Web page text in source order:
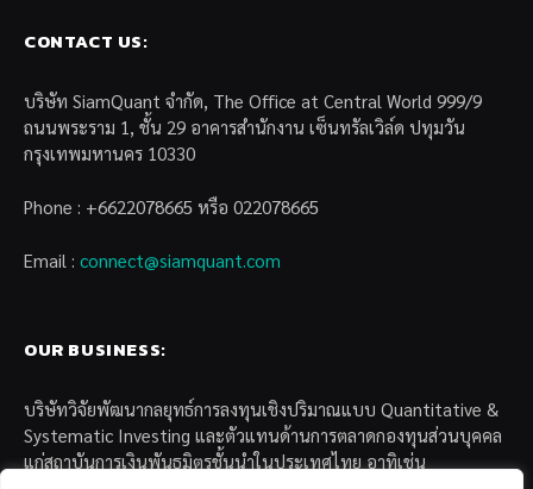
CONTACT US:
บริษัท SiamQuant จำกัด, The Office at Central World 999/9
ถนนพระราม 1, ชั้น 29 อาคารสำนักงาน เซ็นทรัลเวิล์ด ปทุมวัน
กรุงเทพมหานคร 10330
Phone : +6622078665 หรือ 022078665
Email : connect@siamquant.com
OUR BUSINESS:
บริษัทวิจัยพัฒนากลยุทธ์การลงทุนเชิงปริมาณแบบ Quantitative &
Systematic Investing และตัวแทนด้านการตลาดกองทุนส่วนบุคคล
แก่สถาบันการเงินพันธมิตรชั้นนำในประเทศไทย อาทิเช่น